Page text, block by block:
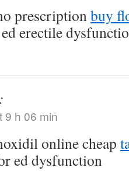
prescriptionbuy
erectile
9 h 06 min
online cheap
ed dysfunction